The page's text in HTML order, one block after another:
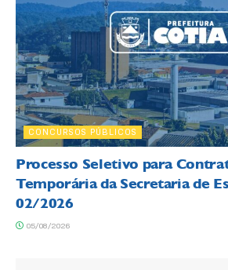
CONCURSOS PÚBLICOS
Processo Seletivo para
Temporária da Secretaria de
02/2026
05/08/2026